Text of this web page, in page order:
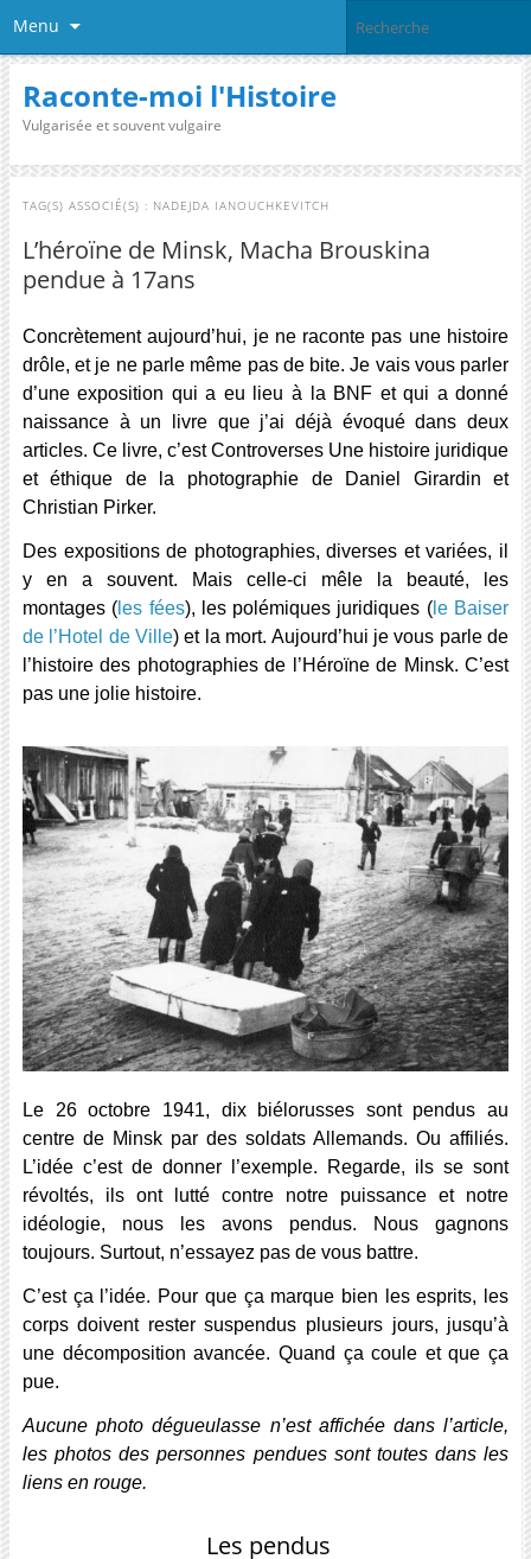
Menu
Raconte-moi l'Histoire
Vulgarisée et souvent vulgaire
TAG(S) ASSOCIÉ(S) : NADEJDA IANOUCHKEVITCH
L’héroïne de Minsk, Macha Brouskina
pendue à 17ans
Concrètement aujourd’hui, je ne raconte pas une histoire
drôle, et je ne parle même pas de bite. Je vais vous parler
d’une exposition qui a eu lieu à la BNF et qui a donné
naissance à un livre que j’ai déjà évoqué dans deux
articles. Ce livre, c’est Controverses Une histoire juridique
et éthique de la photographie de Daniel Girardin et
Christian Pirker.
Des expositions de photographies, diverses et variées, il
y en a souvent. Mais celle-ci mêle la beauté, les
montages ( les fées), les polémiques juridiques (le Baiser
de l’Hotel de Ville) et la mort. Aujourd’hui je vous parle de
l’histoire des photographies de l’Héroïne de Minsk. C’est
pas une jolie histoire.
Le 26 octobre 1941, dix biélorusses sont pendus au
centre de Minsk par des soldats Allemands. Ou affiliés.
L’idée c’est de donner l’exemple. Regarde, ils se sont
révoltés, ils ont lutté contre notre puissance et notre
idéologie, nous les avons pendus. Nous gagnons
toujours. Surtout, n’essayez pas de vous battre.
C’est ça l’idée. Pour que ça marque bien les esprits, les
corps doivent rester suspendus plusieurs jours, jusqu’à
une décomposition avancée. Quand ça coule et que ça
pue.
Aucune photo dégueulasse n’est affichée dans l’article,
les photos des personnes pendues sont toutes dans les
liens en rouge.
Les pendus